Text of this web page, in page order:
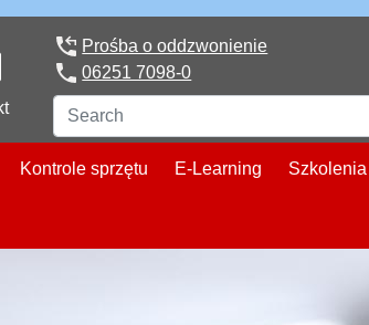
Prośba o oddzwonienie
06251 7098-0
Kontrole sprzętu E-Learning Szkolenia